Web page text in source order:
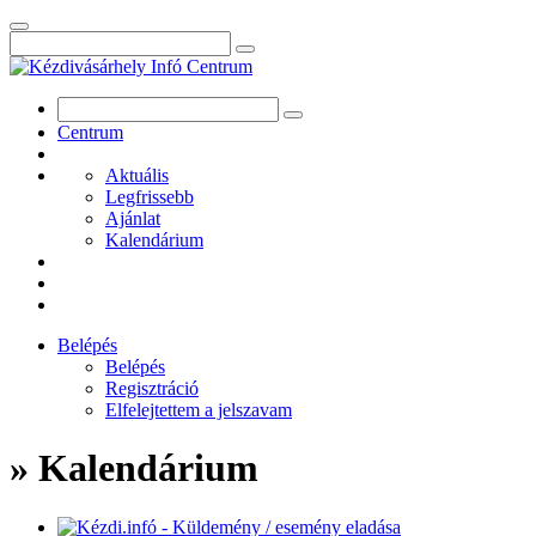
Centrum
Aktuális
Legfrissebb
Ajánlat
Kalendárium
Belépés
Belépés
Regisztráció
Elfelejtettem a jelszavam
» Kalendárium